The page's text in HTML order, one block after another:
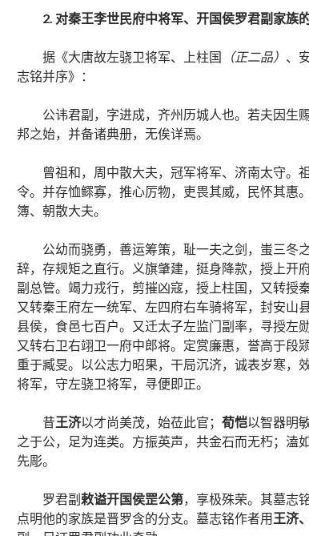
2. 对秦王李世民府中将军、开国侯罗君副家族
据《大唐故左骁卫将军、上柱国 （正二品） 、
志铭并序》：
公讳君副，字进成，齐州历城人也。若夫因生
邦之始，并备诸典册，无俟详焉。
曾祖和，周中散大夫，冠军将军、济南太守。
令。并存恤鳏寡，推心厉物，吏畏其威，民怀其惠
簿、朝散大夫。
公幼而骁勇，善运筹策，耻一夫之剑，蚩三冬
辞，存规矩之直行。义旗肇建，挺身降款，授上开
副总管。竭力戎行，剪摧凶寇，授上柱国，又转授
又转秦王府左一统军、左四府右车骑将军，封安山
县侯，食邑七百户。又迁太子左监门副率，寻授左
又转右卫右翊卫一府中郎将。定赏廉惠，誉高于段
重于臧旻。以公志力昭果，干局沉济，诚表岁寒，
将军，守左骁卫将军，寻便即正。
昔王济以才尚美茂，始莅此官； 荀恺以智器明
之于公，足为连类。方振英声，共金石而无朽；溘
先彫。
罗君副敕谥开国侯罡公第，享极殊荣。其墓志
点明他的家族是晋罗含的分支。墓志铭作者用王济